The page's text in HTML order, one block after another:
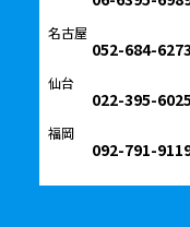
名古屋
052-684-6273
仙台
022-395-6025
福岡
092-791-